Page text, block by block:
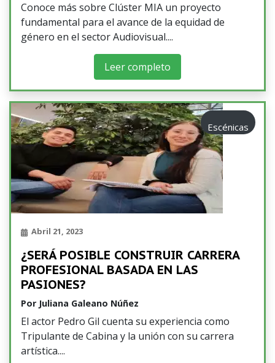
Conoce más sobre Clúster MIA un proyecto
fundamental para el avance de la equidad de
género en el sector Audiovisual.
Leer completo
Escénicas
Abril 21, 2023
¿SERÁ POSIBLE CONSTRUIR CARRERA
PROFESIONAL BASADA EN LAS
PASIONES?
Por Juliana Galeano Núñez
El actor Pedro Gil cuenta su experiencia como
Tripulante de Cabina y la unión con su carrera
artística.